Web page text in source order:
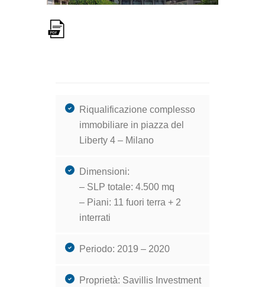
Riqualificazione complesso
immobiliare in piazza del
Liberty 4 – Milano
Dimensioni:
– SLP totale: 4.500 mq
– Piani: 11 fuori terra + 2
interrati
Periodo: 2019 – 2020
Proprietà: Savillis Investment